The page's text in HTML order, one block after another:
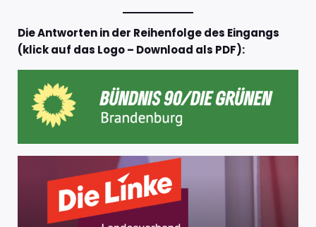
Die Antworten in der Reihenfolge des Eingangs
(klick auf das Logo – Download als PDF):